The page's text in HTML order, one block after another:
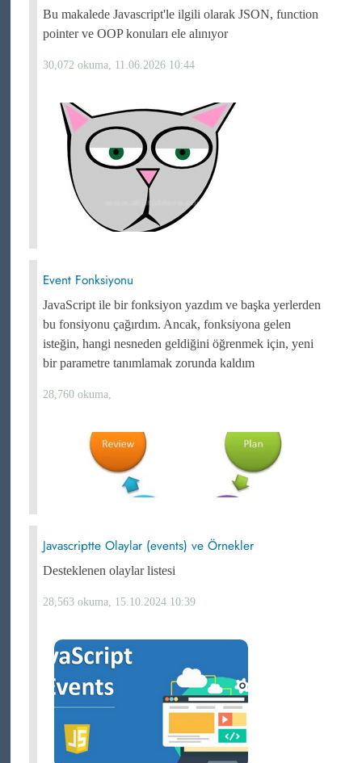
Bu makalede Javascript'le ilgili olarak JSON, function
pointer ve OOP konuları ele alınıyor
30,072 okuma, 11.06.2026 10:44
Event Fonksiyonu
JavaScript ile bir fonksiyon yazdım ve başka yerlerden
bu fonsiyonu çağırdım. Ancak, fonksiyona gelen
isteğin, hangi nesneden geldiğini öğrenmek için, yeni
bir parametre tanımlamak zorunda kaldım
28,760 okuma,
Javascriptte Olaylar (events) ve Örnekler
Desteklenen olaylar listesi
28,563 okuma, 15.10.2024 10:39